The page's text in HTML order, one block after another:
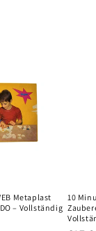
Metaplast
– Vollständig
10